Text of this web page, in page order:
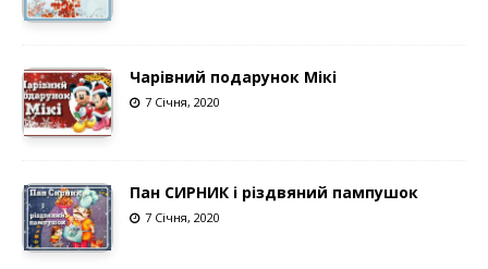
Чарівний подарунок Мікі
7 Січня, 2020
Пан СИРНИК і різдвяний пампушок
7 Січня, 2020